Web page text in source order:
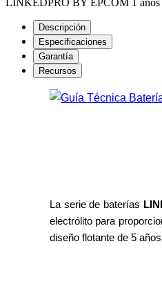
Descripción
Especificaciones
Garantía
Recursos
Batería
La serie de baterías
electrólito para
diseño flotante de 5